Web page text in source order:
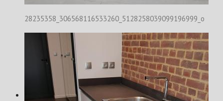
28235358_306568116533260_5128258039099196999_o